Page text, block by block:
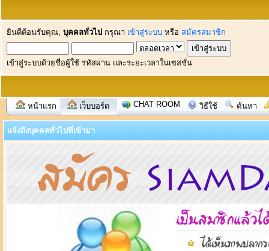
ยินดีต้อนรับคุณ, บุคคลทั่วไป กรุณา เข้าสู่ระบบ หรือ สมัครสมาชิก
เข้าสู่ระบบด้วยชื่อผู้ใช้ รหัสผ่าน และระยะเวลาในเซสชั่น
หน้าแรก เว็บบอร์ด CHAT ROOM วิธีใช้ ค้นหา
แจ้งถึงบุคคลทั่วไปที่เข้ามา